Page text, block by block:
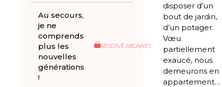
Au secours,
je ne
comprends
plus les
nouvelles
générations
!
RÉSERVÉ ABONNÉS
disposer d’un
bout de jardin,
d’un potager.
Vœu
partiellement
exaucé, nous
demeurons en
appartement…